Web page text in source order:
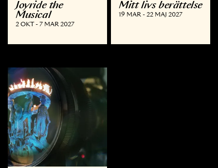
Joyride the
Musical
2 OKT - 7 MAR 2027
Mitt livs berättelse
19 MAR - 22 MAJ 2027